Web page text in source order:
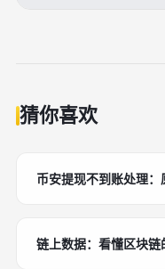
猜你喜欢
币安提现不到账处理
链上数据：看懂区块